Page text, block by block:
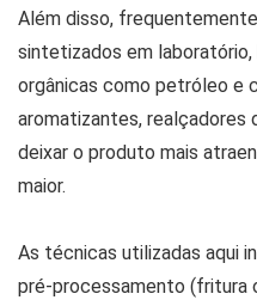
Além disso,
sintetizados em
orgânicas como petróleo e
aromatizantes, realçadores
deixar o produto mais
maior.
As técnicas utilizadas aqui
pré-processamento (fritura